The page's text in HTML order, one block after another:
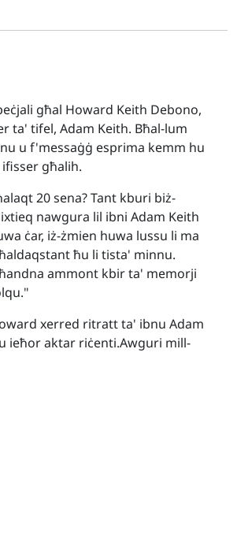
għal Howard Keith Debono,
ta' tifel, Adam Keith. Bħal-lum
u f'messaġġ esprima kemm hu
għalih.
20 sena? Tant kburi biż-
nawgura lil ibni Adam Keith
ċar, iż-żmien huwa lussu li ma
ħu li tista' minnu.
ammont kbir ta' memorji
xerred ritratt ta' ibnu Adam
ieħor aktar riċenti.Awguri mill-